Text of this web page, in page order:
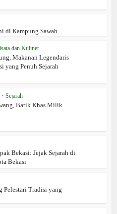
di Kampung Sawah
dan Kuliner
Makanan Legendaris
yang Penuh Sejarah
• Sejarah
Batik Khas Milik
Bekasi: Jejak Sejarah di
Bekasi
Pelestari Tradisi yang